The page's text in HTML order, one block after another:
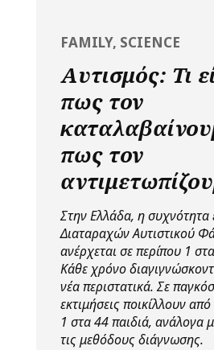
FAMILY, SCIENCE
Αυτισμός: Τι
πως τον
πως τον
Στην Ελλάδα, η
Διαταραχών Αυτιστικού
ανέρχεται σε περίπου 1
Κάθε χρόνο
νέα περιστατικά. Σε
εκτιμήσεις ποικίλλουν
1 στα 44 παιδιά, ανάλογα
τις μεθόδους διάγνωσης.